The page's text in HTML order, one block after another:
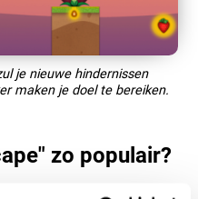
je nieuwe hindernissen
maken je doel te bereiken.
zo populair?